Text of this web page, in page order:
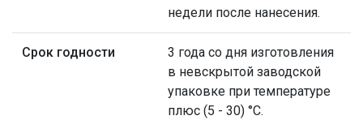
недели после нанесения.
Срок годности
3 года со дня изготовления
в невскрытой заводской
упаковке при температуре
плюс (5 - 30) °С.